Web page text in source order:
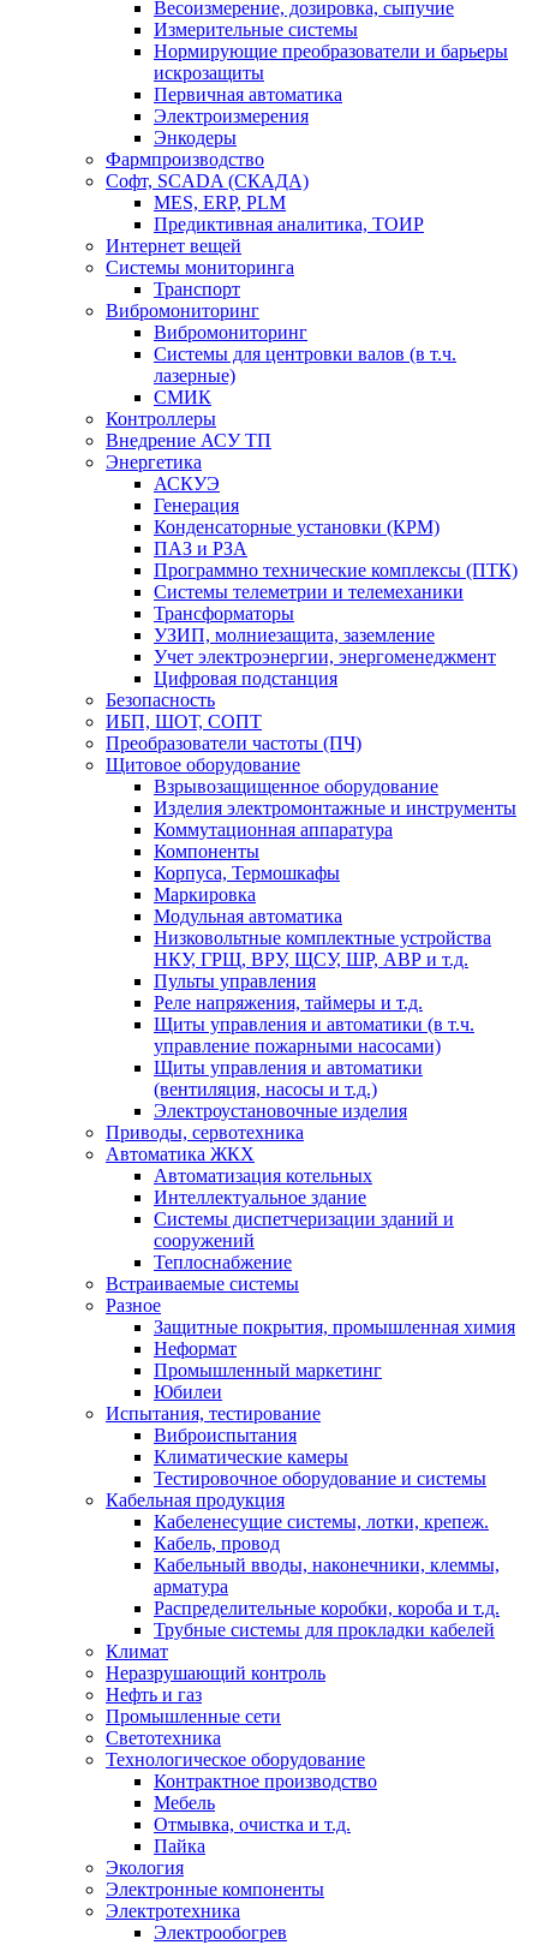
Весоизмерение, дозировка, сыпучие
Измерительные системы
Нормирующие преобразователи и барьеры
искрозащиты
Первичная автоматика
Электроизмерения
Энкодеры
Фармпроизводство
Софт, SCADA (СКАДА)
MES, ERP, PLM
Предиктивная аналитика, ТОИР
Интернет вещей
Системы мониторинга
Транспорт
Вибромониторинг
Вибромониторинг
Системы для центровки валов (в т.ч.
лазерные)
СМИК
Контроллеры
Внедрение АСУ ТП
Энергетика
АСКУЭ
Генерация
Конденсаторные установки (КРМ)
ПАЗ и РЗА
Программно технические комплексы (ПТК)
Системы телеметрии и телемеханики
Трансформаторы
УЗИП, молниезащита, заземление
Учет электроэнергии, энергоменеджмент
Цифровая подстанция
Безопасность
ИБП, ШОТ, СОПТ
Преобразователи частоты (ПЧ)
Щитовое оборудование
Взрывозащищенное оборудование
Изделия электромонтажные и инструменты
Коммутационная аппаратура
Компоненты
Корпуса, Термошкафы
Маркировка
Модульная автоматика
Низковольтные комплектные устройства
НКУ, ГРЩ, ВРУ, ЩСУ, ШР, АВР и т.д.
Пульты управления
Реле напряжения, таймеры и т.д.
Щиты управления и автоматики (в т.ч.
управление пожарными насосами)
Щиты управления и автоматики
(вентиляция, насосы и т.д.)
Электроустановочные изделия
Приводы, сервотехника
Автоматика ЖКХ
Автоматизация котельных
Интеллектуальное здание
Системы диспетчеризации зданий и
сооружений
Теплоснабжение
Встраиваемые системы
Разное
Защитные покрытия, промышленная химия
Неформат
Промышленный маркетинг
Юбилеи
Испытания, тестирование
Виброиспытания
Климатические камеры
Тестировочное оборудование и системы
Кабельная продукция
Кабеленесущие системы, лотки, крепеж.
Кабель, провод
Кабельный вводы, наконечники, клеммы,
арматура
Распределительные коробки, короба и т.д.
Трубные системы для прокладки кабелей
Климат
Неразрушающий контроль
Нефть и газ
Промышленные сети
Светотехника
Технологическое оборудование
Контрактное производство
Мебель
Отмывка, очистка и т.д.
Пайка
Экология
Электронные компоненты
Электротехника
Электрообогрев